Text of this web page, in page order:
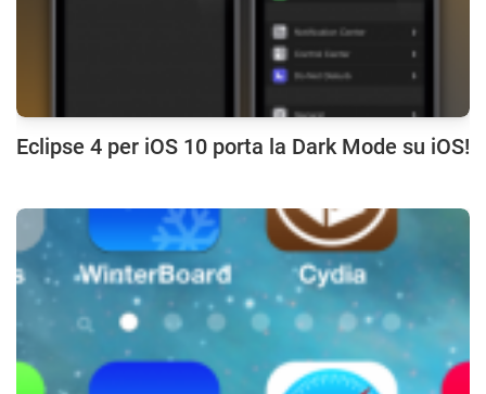
Eclipse 4 per iOS 10 porta la Dark Mode su iOS!